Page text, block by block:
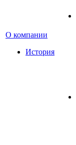
О компании
История